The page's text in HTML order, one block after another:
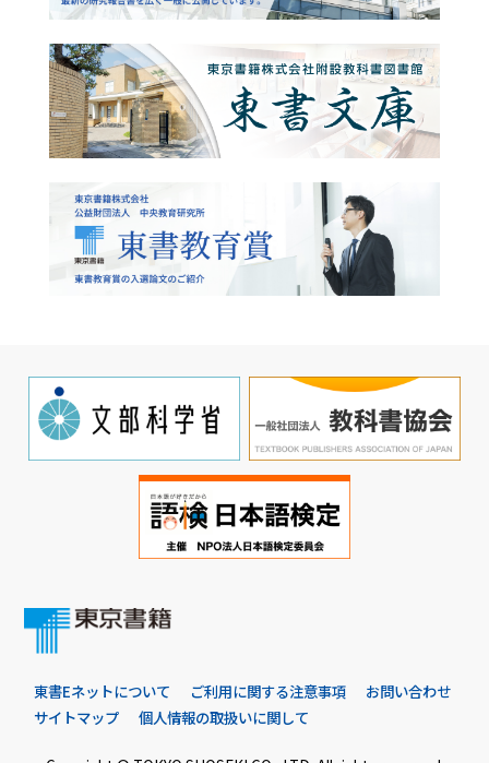
東書Eネットについて ご利用に関する注意事項
お問い合わせ
サイトマップ
個人情報の取扱いに関して